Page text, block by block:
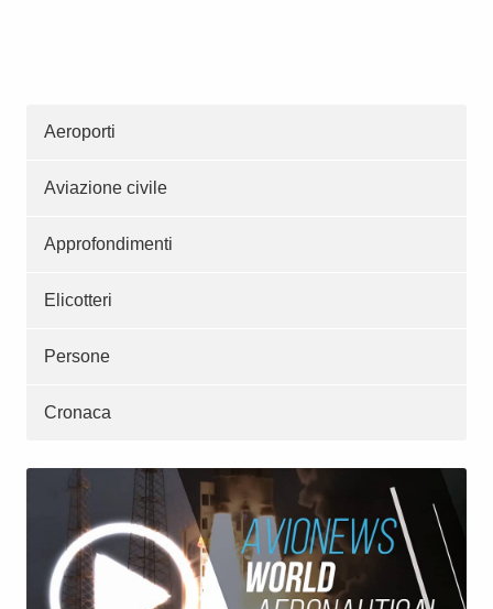
Aeroporti
Aviazione civile
Approfondimenti
Elicotteri
Persone
Cronaca